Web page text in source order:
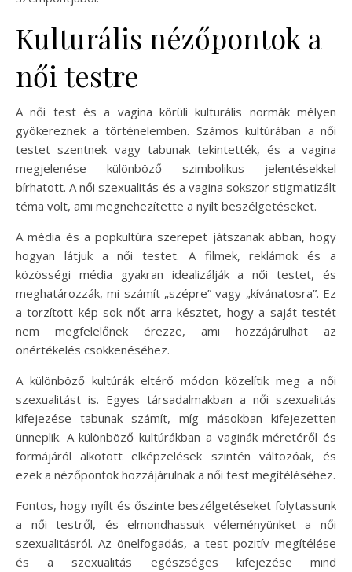
Kulturális nézőpontok a
női testre
A női test és a vagina körüli kulturális normák mélyen
gyökereznek a történelemben. Számos kultúrában a női
testet szentnek vagy tabunak tekintették, és a vagina
megjelenése különböző szimbolikus jelentésekkel
bírhatott. A női szexualitás és a vagina sokszor stigmatizált
téma volt, ami megnehezítette a nyílt beszélgetéseket.
A média és a popkultúra szerepet játszanak abban, hogy
hogyan látjuk a női testet. A filmek, reklámok és a
közösségi média gyakran idealizálják a női testet, és
meghatározzák, mi számít „szépre” vagy „kívánatosra”. Ez
a torzított kép sok nőt arra késztet, hogy a saját testét
nem megfelelőnek érezze, ami hozzájárulhat az
önértékelés csökkenéséhez.
A különböző kultúrák eltérő módon közelítik meg a női
szexualitást is. Egyes társadalmakban a női szexualitás
kifejezése tabunak számít, míg másokban kifejezetten
ünneplik. A különböző kultúrákban a vaginák méretéről és
formájáról alkotott elképzelések szintén változóak, és
ezek a nézőpontok hozzájárulnak a női test megítéléséhez.
Fontos, hogy nyílt és őszinte beszélgetéseket folytassunk
a női testről, és elmondhassuk véleményünket a női
szexualitásról. Az önelfogadás, a test pozitív megítélése
és a szexualitás egészséges kifejezése mind